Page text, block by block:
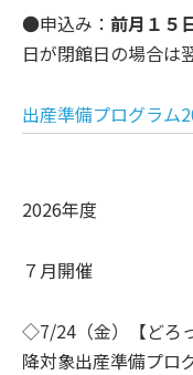
●申込み： 前月１５
日が閉館日の場合は
出産準備プログラム
2026年度
７月開催
◇7/24（金）【どろ
降対象出産準備プロ